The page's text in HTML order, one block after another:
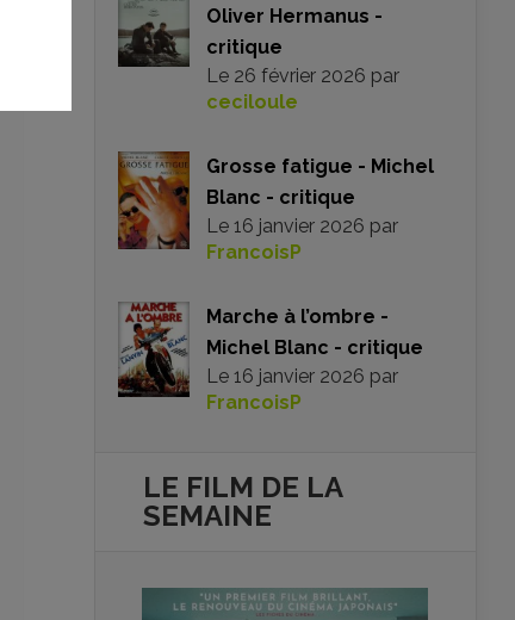
Oliver Hermanus -
critique
Le 26 février 2026 par
ceciloule
Grosse fatigue - Michel
Blanc - critique
Le 16 janvier 2026 par
FrancoisP
Marche à l’ombre -
Michel Blanc - critique
Le 16 janvier 2026 par
FrancoisP
LE FILM DE LA
SEMAINE